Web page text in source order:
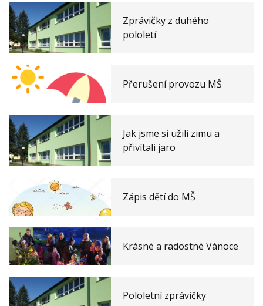
Aktuality
Zprávičky z duhého
pololetí
Přerušení provozu MŠ
Jak jsme si užili zimu a
přivítali jaro
Zápis dětí do MŠ
Krásné a radostné Vánoce
Pololetní zprávičky